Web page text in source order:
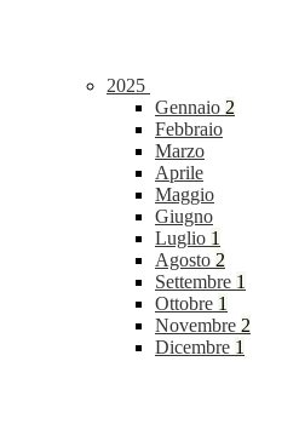
2025
Gennaio 2
Febbraio
Marzo
Aprile
Maggio
Giugno
Luglio 1
Agosto 2
Settembre 1
Ottobre 1
Novembre 2
Dicembre 1